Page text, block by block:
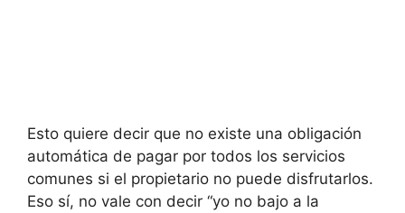
Esto quiere decir que no existe una obligación
automática de pagar por todos los servicios
comunes si el propietario no puede disfrutarlos.
Eso sí, no vale con decir “yo no bajo a la